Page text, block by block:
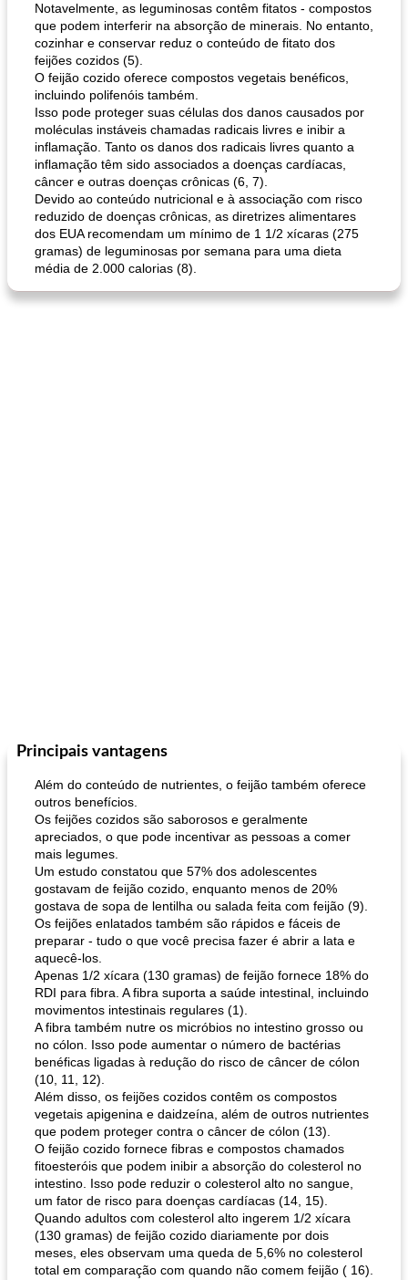
pão plano (out)
Notavelmente, as leguminosas contêm fitatos - compostos
que podem interferir na absorção de minerais. No entanto,
cozinhar e conservar reduz o conteúdo de fitato dos
feijões cozidos (5).
O feijão cozido oferece compostos vegetais benéficos,
incluindo polifenóis também.
Isso pode proteger suas células dos danos causados ​​por
moléculas instáveis ​​chamadas radicais livres e inibir a
inflamação. Tanto os danos dos radicais livres quanto a
inflamação têm sido associados a doenças cardíacas,
câncer e outras doenças crônicas (6, 7).
Devido ao conteúdo nutricional e à associação com risco
reduzido de doenças crônicas, as diretrizes alimentares
dos EUA recomendam um mínimo de 1 1/2 xícaras (275
gramas) de leguminosas por semana para uma dieta
média de 2.000 calorias (8).
Principais vantagens
Além do conteúdo de nutrientes, o feijão também oferece
outros benefícios.
Os feijões cozidos são saborosos e geralmente
apreciados, o que pode incentivar as pessoas a comer
mais legumes.
Um estudo constatou que 57% dos adolescentes
gostavam de feijão cozido, enquanto menos de 20%
gostava de sopa de lentilha ou salada feita com feijão (9).
Os feijões enlatados também são rápidos e fáceis de
preparar - tudo o que você precisa fazer é abrir a lata e
aquecê-los.
Apenas 1/2 xícara (130 gramas) de feijão fornece 18% do
RDI para fibra. A fibra suporta a saúde intestinal, incluindo
movimentos intestinais regulares (1).
A fibra também nutre os micróbios no intestino grosso ou
no cólon. Isso pode aumentar o número de bactérias
benéficas ligadas à redução do risco de câncer de cólon
(10, 11, 12).
Além disso, os feijões cozidos contêm os compostos
vegetais apigenina e daidzeína, além de outros nutrientes
que podem proteger contra o câncer de cólon (13).
O feijão cozido fornece fibras e compostos chamados
fitoesteróis que podem inibir a absorção do colesterol no
intestino. Isso pode reduzir o colesterol alto no sangue,
um fator de risco para doenças cardíacas (14, 15).
Quando adultos com colesterol alto ingerem 1/2 xícara
(130 gramas) de feijão cozido diariamente por dois
meses, eles observam uma queda de 5,6% no colesterol
total em comparação com quando não comem feijão ( 16).